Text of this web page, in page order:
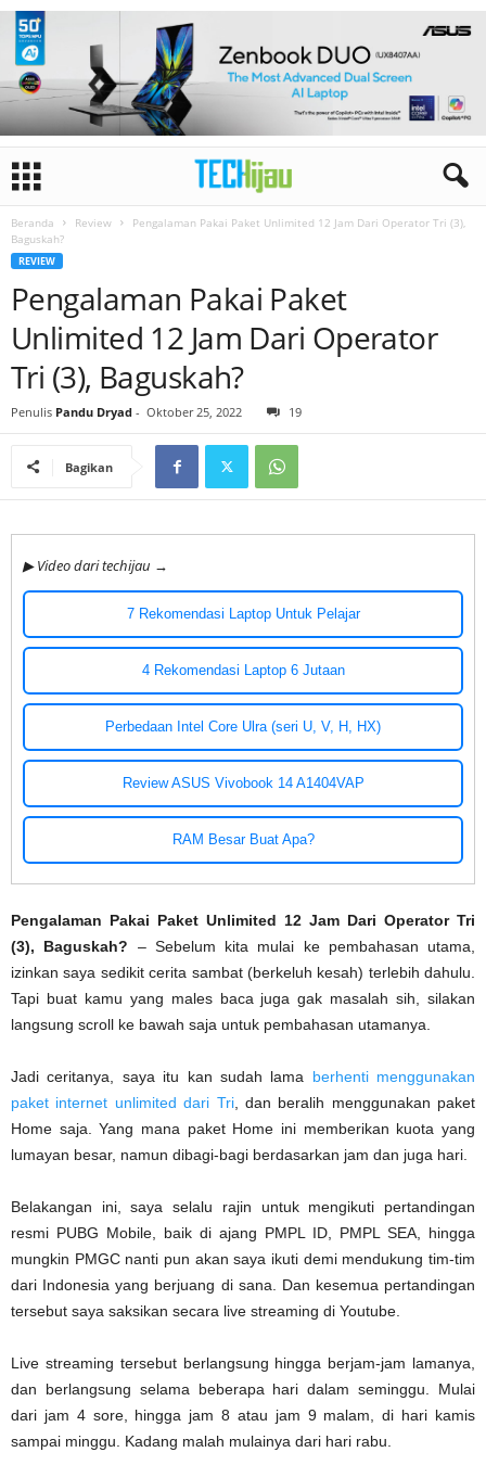
Beranda Review
Pengalaman Pakai Paket Unlimited 12 Jam Dari Operator Tri (3),
Baguskah?
REVIEW
Pengalaman Pakai Paket
Unlimited 12 Jam Dari Operator
Tri (3), Baguskah?
Penulis Pandu Dryad - Oktober 25, 2022 19
Bagikan
▶ Video dari techijau →
7 Rekomendasi Laptop Untuk Pelajar
4 Rekomendasi Laptop 6 Jutaan
Perbedaan Intel Core Ulra (seri U, V, H, HX)
Review ASUS Vivobook 14 A1404VAP
RAM Besar Buat Apa?
Pengalaman Pakai Paket Unlimited 12 Jam Dari Operator Tri
(3), Baguskah? – Sebelum kita mulai ke pembahasan utama,
izinkan saya sedikit cerita sambat (berkeluh kesah) terlebih dahulu.
Tapi buat kamu yang males baca juga gak masalah sih, silakan
langsung scroll ke bawah saja untuk pembahasan utamanya.
Jadi ceritanya, saya itu kan sudah lama berhenti menggunakan
paket internet unlimited dari Tri, dan beralih menggunakan paket
Home saja. Yang mana paket Home ini memberikan kuota yang
lumayan besar, namun dibagi-bagi berdasarkan jam dan juga hari.
Belakangan ini, saya selalu rajin untuk mengikuti pertandingan
resmi PUBG Mobile, baik di ajang PMPL ID, PMPL SEA, hingga
mungkin PMGC nanti pun akan saya ikuti demi mendukung tim-tim
dari Indonesia yang berjuang di sana. Dan kesemua pertandingan
tersebut saya saksikan secara live streaming di Youtube.
Live streaming tersebut berlangsung hingga berjam-jam lamanya,
dan berlangsung selama beberapa hari dalam seminggu. Mulai
dari jam 4 sore, hingga jam 8 atau jam 9 malam, di hari kamis
sampai minggu. Kadang malah mulainya dari hari rabu.